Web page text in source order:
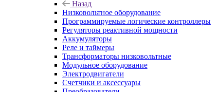
Назад
Низковольтное оборудование
Программируемые логические контроллеры
Регуляторы реактивной мощности
Аккумуляторы
Реле и таймеры
Трансформаторы низковольтные
Модульное оборудование
Электродвигатели
Счетчики и аксессуары